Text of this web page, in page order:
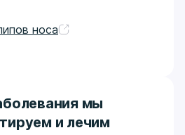
носа
мы
и лечим